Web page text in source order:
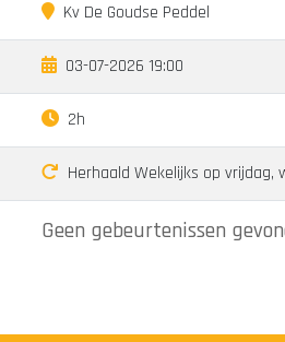
Kv De Goudse Peddel
03-07-2026 19:00
2h
Herhaald Wekelijks op
Geen gebeurtenissen